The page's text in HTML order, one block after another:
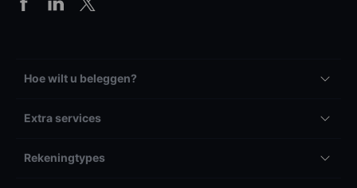
Hoe wilt u beleggen?
Extra services
Rekeningtypes